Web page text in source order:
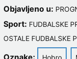
Objavljeno u:
Sport: FUDBALSKE
OSTALE FUDBALSKE
Oznake: Hobro